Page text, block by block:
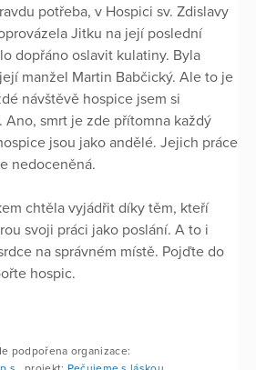
potřeba, v Hospici sv. Zdislavy
Jitku na její poslední
dopřáno oslavit kulatiny. Byla
manžel Martin Babčický. Ale to je
návštěvě hospice jsem si
Ano, smrt je zde přítomna každý
jsou jako andělé. Jejich práce
nedoceněná.
chtěla vyjádřit díky těm, kteří
svoji práci jako poslání. A to i
na správném místě. Pojďte do
hospic.
podpořena organizace: